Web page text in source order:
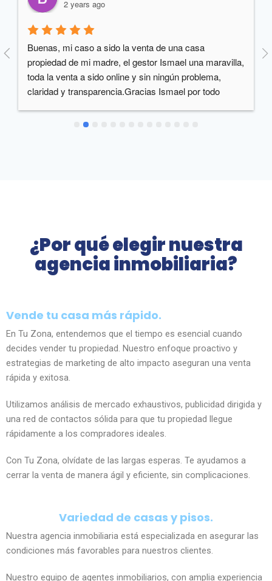
2 years ago
Excelente trato y atención por parte de Carlos.
Gestionando y asesorando la totalidad de la venta de
una vivienda en cuestión de días. A esto se le suma la
cercanía y cordialidad tanto del asesor en cuestión
Totalmente recomendable
¿Por qué elegir nuestra
agencia inmobiliaria?
Vende tu casa más rápido.
En Tu Zona, entendemos que el tiempo es esencial cuando
decides vender tu propiedad. Nuestro enfoque proactivo y
estrategias de marketing de alto impacto aseguran una venta
rápida y exitosa.
Utilizamos análisis de mercado exhaustivos, publicidad dirigida y
una red de contactos sólida para que tu propiedad llegue
rápidamente a los compradores ideales.
Con Tu Zona, olvídate de las largas esperas. Te ayudamos a
cerrar la venta de manera ágil y eficiente, sin complicaciones.
Variedad de casas y pisos.
Nuestra agencia inmobiliaria está especializada en asegurar las
condiciones más favorables para nuestros clientes.
Nuestro equipo de agentes inmobiliarios, con amplia experiencia